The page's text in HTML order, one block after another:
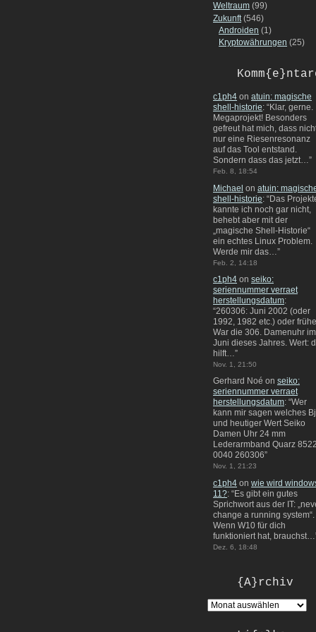
Weltraum (99)
Zukunft (546)
Androiden (1)
Kryptowährungen (25)
c1ph4 on atuin: magische
shell-historie: “Klar, gerne.
Megaprojekt! Besonders
gefreut hat mich, dass
nur eine Riesenresonanz
auf das Tool entstand.
Sondern dass das jetzt…”
Feb. 8, 18:54
Michael on atuin:
shell-historie: “Das
kannte ich noch gar nicht,
behebt aber mit der
„magische Shell-Historie“
ein echtes Linux Problem.
Werde mir das… ”
Feb. 2, 14:18
c1ph4 on seiko:
seriennummer verraet
herstellungsdatum:
“260306: Juni 2002 (oder
1992, 1982 etc.) oder
War die 306. Damenuhr im
Juni dieses Jahres. Wert:
hilft…”
Nov. 1, 21:50
Gerhard Noé on seiko:
seriennummer verraet
herstellungsdatum: “Wer
kann mir sagen welches
und heutiger Wert Seiko
Damen Uhr 24 mm
Lederarmband Quarz
0040 260306”
Nov. 1, 21:23
c1ph4 on wie wird
11?: “Es gibt ein gutes
Sprichwort aus der IT:
change a running system“.
Wenn W10 für dich
funktioniert hat, brauchst…
Dez. 6, 18:48
{A}rchiv